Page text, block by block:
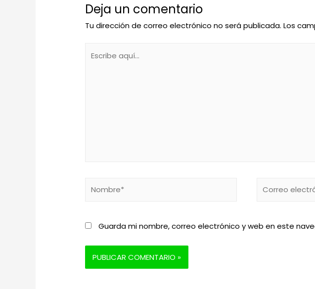
Deja un comentario
Tu dirección de correo electrónico no será publicada. Los
Guarda mi nombre, correo electrónico y web en este